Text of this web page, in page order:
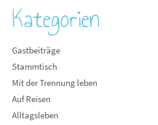
Kategorien
Gastbeiträge
Stammtisch
Mit der Trennung leben
Auf Reisen
Alltagsleben